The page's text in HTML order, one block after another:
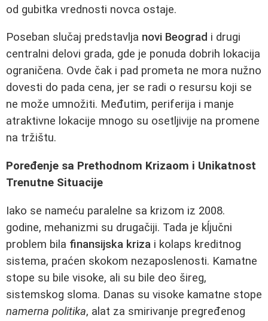
od gubitka vrednosti novca ostaje.
Poseban slučaj predstavlja novi Beograd i drugi
centralni delovi grada, gde je ponuda dobrih lokacija
ograničena. Ovde čak i pad prometa ne mora nužno
dovesti do pada cena, jer se radi o resursu koji se
ne može umnožiti. Međutim, periferija i manje
atraktivne lokacije mnogo su osetljivije na promene
na tržištu.
Poređenje sa Prethodnom Krizaom i Unikatnost
Trenutne Situacije
Iako se nameću paralelne sa krizom iz 2008.
godine, mehanizmi su drugačiji. Tada je kĺjučni
problem bila finansijska kriza i kolaps kreditnog
sistema, praćen skokom nezaposlenosti. Kamatne
stope su bile visoke, ali su bile deo šireg,
sistemskog sloma. Danas su visoke kamatne stope
namerna politika, alat za smirivanje pregređenog